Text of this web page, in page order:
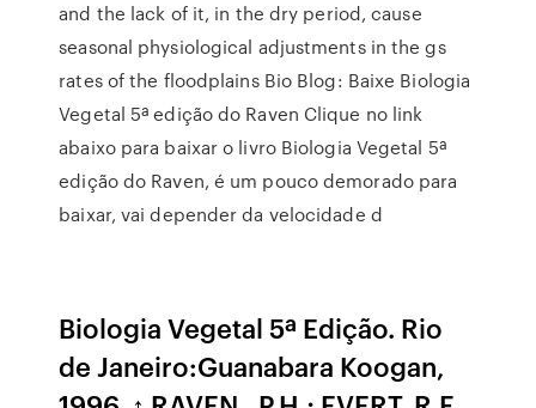
and the lack of it, in the dry period, cause
seasonal physiological adjustments in the gs
rates of the floodplains Bio Blog: Baixe Biologia
Vegetal 5ª edição do Raven Clique no link
abaixo para baixar o livro Biologia Vegetal 5ª
edição do Raven, é um pouco demorado para
baixar, vai depender da velocidade d
Biologia Vegetal 5ª Edição. Rio
de Janeiro:Guanabara Koogan,